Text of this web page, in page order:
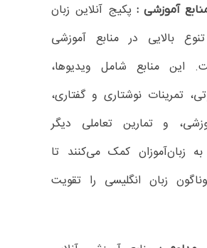
پکیج‌ آنلاین زبان
بالایی در منابع آموزشی
این منابع شامل ویدیوها،
تمرینات نوشتاری و گفتاری،
و تمارین تعاملی دیگر
زبان‌آموزان کمک می‌کنند تا
زبان انگلیسی را تقویت